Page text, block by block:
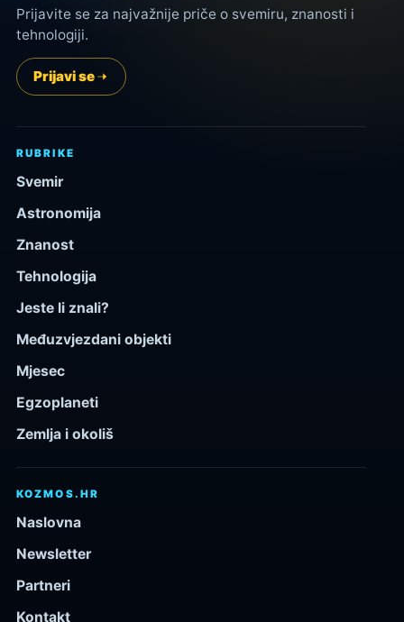
Prijavite se za najvažnije priče o svemiru, znanosti i
tehnologiji.
Prijavi se
RUBRIKE
Svemir
Astronomija
Znanost
Tehnologija
Jeste li znali?
Međuzvjezdani objekti
Mjesec
Egzoplaneti
Zemlja i okoliš
KOZMOS.HR
Naslovna
Newsletter
Partneri
Kontakt